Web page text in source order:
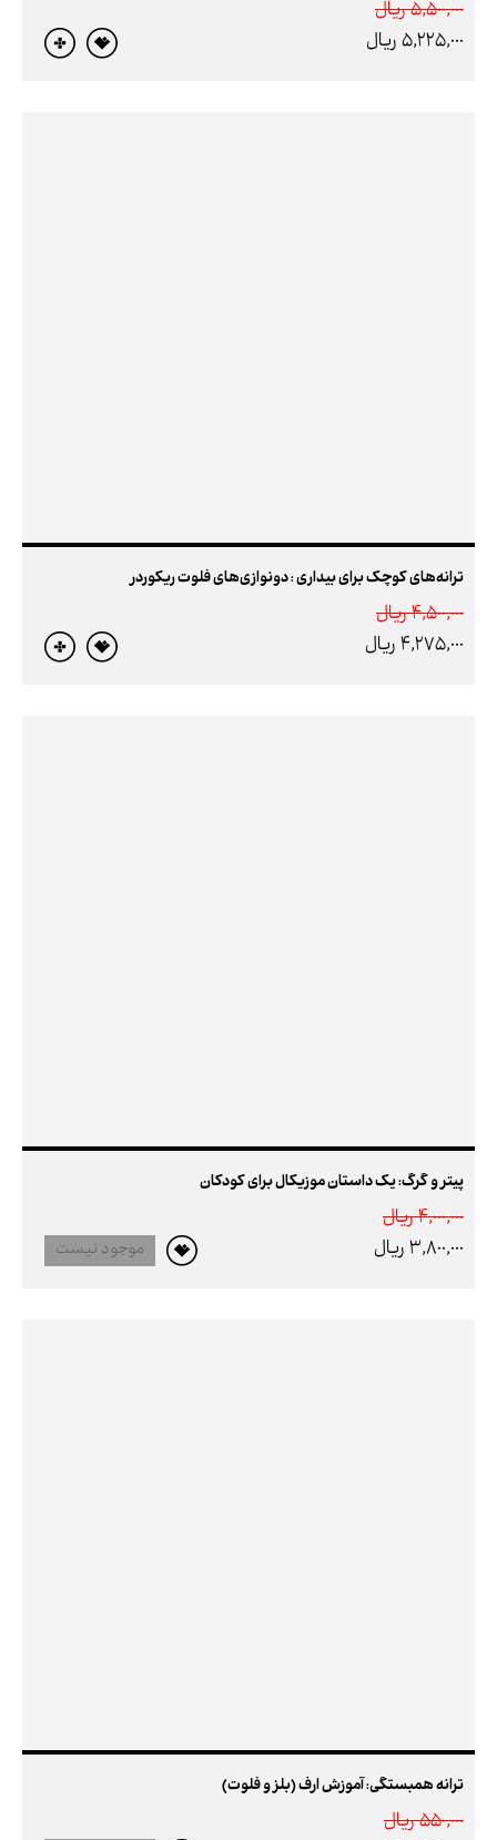
5,500,000 ريال
5,225,000 ريال
ترانه‌های کوچک برای بیداری : دونوازی‌های فلوت ریکوردر
4,500,000 ريال
4,275,000 ريال
پیتر و گرگ: یک داستان موزیکال برای کودکان
4,000,000 ريال
3,800,000 ريال
موجود نیست
ترانه همبستگی: آموزش ارف (بلز و فلوت)
550,000 ريال